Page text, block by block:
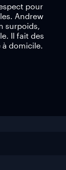
pour
Andrew
surpoids,
Il fait des
à domicile.